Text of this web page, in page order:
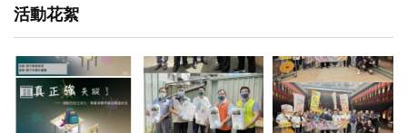
活動花絮